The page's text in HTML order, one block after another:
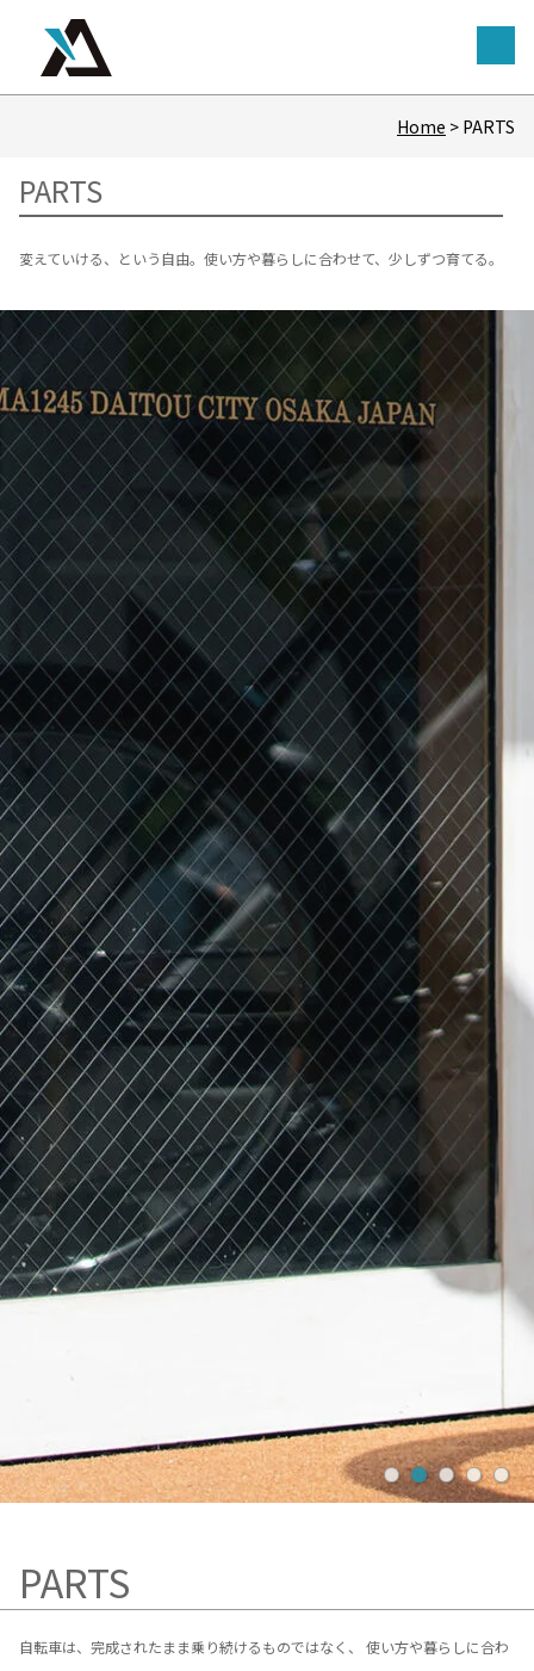
Home > PARTS
PARTS
変えていける、という自由。使い方や暮らしに合わせて、少しずつ育てる。
PARTS
自転車は、完成されたまま乗り続けるものではなく、 使い方や暮らしに合わ